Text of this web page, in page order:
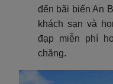
đến bãi biển An
khách sạn và
đạp miễn phí
chăng.